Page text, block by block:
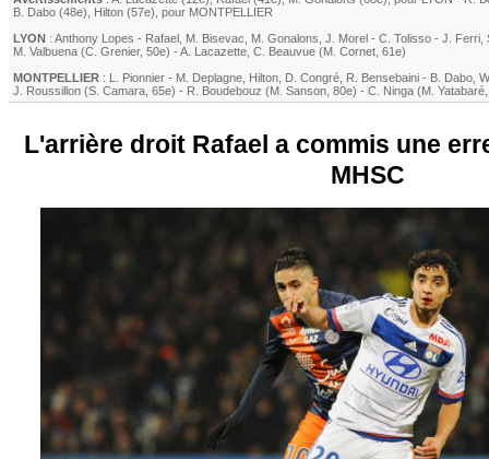
B. Dabo (48e) Hilton (57e) , pour MONTPELLIER
LYON : Anthony Lopes - Rafael M. Bisevac M. Gonalons J. Morel - C. Tolisso - J. Ferri
M. Valbuena (C. Grenier, 50e) - A. Lacazette C. Beauvue (M. Cornet , 61e)
MONTPELLIER : L. Pionnier - M. Deplagne Hilton D. Congré R. Bensebaini - B. Dabo
J. Roussillon (S. Camara , 65e) - R. Boudebouz (M. Sanson , 80e) - C. Ninga (M. Yatabaré
L'arrière droit Rafael a commis une
MHSC